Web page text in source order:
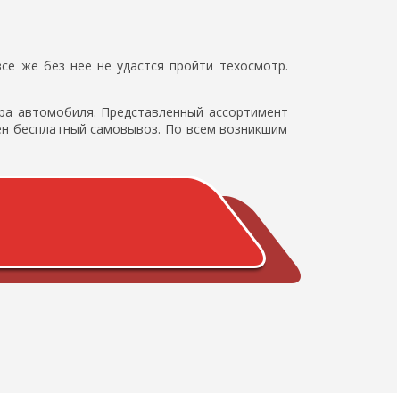
же без нее не удастся пройти техосмотр.
автомобиля. Представленный ассортимент
бесплатный самовывоз. По всем возникшим